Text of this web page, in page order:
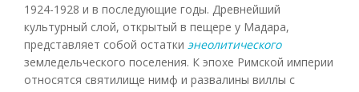
1924-1928 и в последующие годы. Древнейший
культурный слой, открытый в пещере у Мадара,
представляет собой остатки энеолитического
земледельческого поселения. К эпохе Римской империи
относятся святилище нимф и развалины виллы с